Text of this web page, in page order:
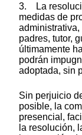
3. La
medidas de
padres, tutor,
últimamente
podrán
adoptada, sin
Sin perjuicio
posible, la
presencial,
la resolución,